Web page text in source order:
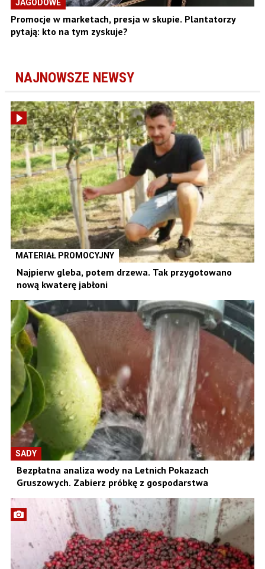
JAGODOWE
Promocje w marketach, presja w skupie. Plantatorzy
pytają: kto na tym zyskuje?
NAJNOWSZE NEWSY
MATERIAŁ PROMOCYJNY
Najpierw gleba, potem drzewa. Tak przygotowano
nową kwaterę jabłoni
SADY
Bezpłatna analiza wody na Letnich Pokazach
Gruszowych. Zabierz próbkę z gospodarstwa